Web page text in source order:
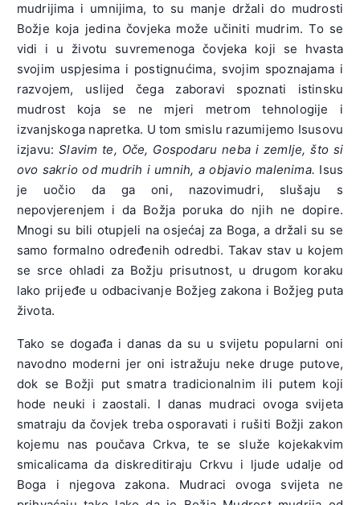
mudrijima i umnijima, to su manje držali do mudrosti
Božje koja jedina čovjeka može učiniti mudrim. To se
vidi i u životu suvremenoga čovjeka koji se hvasta
svojim uspjesima i postignućima, svojim spoznajama i
razvojem, uslijed čega zaboravi spoznati istinsku
mudrost koja se ne mjeri metrom tehnologije i
izvanjskoga napretka. U tom smislu razumijemo Isusovu
izjavu:Slavim te, Oče, Gospodaru neba i zemlje, što si
ovo sakrio od mudrih i umnih, a objavio malenima. Isus
je uočio da ga oni, nazovimudri, slušaju s
nepovjerenjem i da Božja poruka do njih ne dopire.
Mnogi su bili otupjeli na osjećaj za Boga, a držali su se
samo formalno određenih odredbi. Takav stav u kojem
se srce ohladi za Božju prisutnost, u drugom koraku
lako prijeđe u odbacivanje Božjeg zakona i Božjeg puta
života.
Tako se događa i danas da su u svijetu popularni oni
navodno moderni jer oni istražuju neke druge putove,
dok se Božji put smatra tradicionalnim ili putem koji
hode neuki i zaostali. I danas mudraci ovoga svijeta
smatraju da čovjek treba osporavati i rušiti Božji zakon
kojemu nas poučava Crkva, te se služe kojekakvim
smicalicama da diskreditiraju Crkvu i ljude udalje od
Boga i njegova zakona. Mudraci ovoga svijeta ne